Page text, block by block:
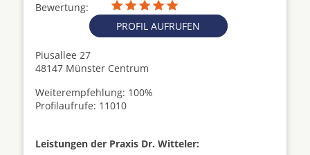
Bewertung:
PROFIL AUFRUFEN
Piusallee 27
48147 Münster Centrum
Weiterempfehlung: 100%
Profilaufrufe: 11010
Leistungen der Praxis Dr. Witteler: